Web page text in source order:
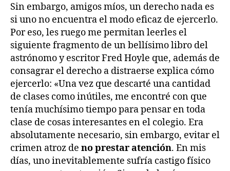
Sin embargo, amigos míos, un derecho nada es
si uno no encuentra el modo eficaz de ejercerlo.
Por eso, les ruego me permitan leerles el
siguiente fragmento de un bellísimo libro del
astrónomo y escritor Fred Hoyle que, además de
consagrar el derecho a distraerse explica cómo
ejercerlo: «Una vez que descarté una cantidad
de clases como inútiles, me encontré con que
tenía muchísimo tiempo para pensar en toda
clase de cosas interesantes en el colegio. Era
absolutamente necesario, sin embargo, evitar el
crimen atroz de no prestar atención. En mis
días, uno inevitablemente sufría castigo físico